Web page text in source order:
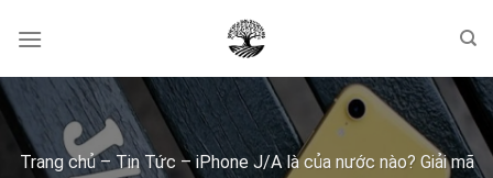
Trang chủ– Tin Tức –iPhone J/A là của nước nào? Giải mã